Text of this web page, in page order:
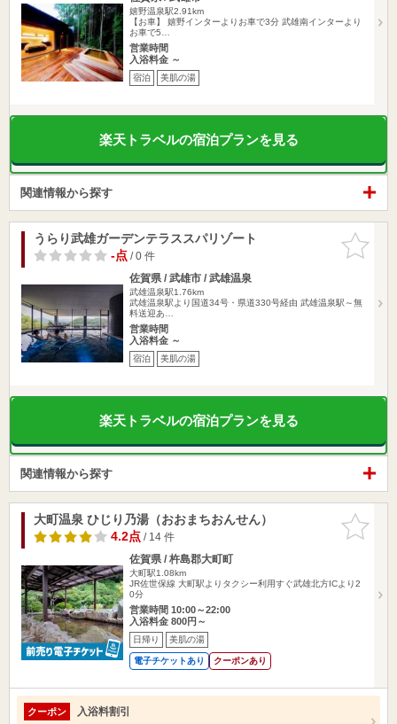
嬉野温泉駅2.91km
【お車】 嬉野インターよりお車で3分 武雄南インターより
お車で5…
営業時間
入浴料金 ～
宿泊 美肌の湯
楽天トラベルの宿泊プランを見る
関連情報から探す
お気に入
りに追加
うらり武雄ガーデンテラススパリゾート
-点/ 0 件
佐賀県 / 武雄市 / 武雄温泉
武雄温泉駅1.76km
武雄温泉駅より国道34号・県道330号経由 武雄温泉駅～無
料送迎あ…
営業時間
入浴料金 ～
宿泊 美肌の湯
楽天トラベルの宿泊プランを見る
関連情報から探す
お気に入
りに追加
大町温泉 ひじり乃湯（おおまちおんせん）
4.2点/ 14 件
佐賀県 / 杵島郡大町町
大町駅1.08km
JR佐世保線 大町駅よりタクシー利用すぐ武雄北方ICより2
0分
営業時間 10:00～22:00
入浴料金 800円～
日帰り 美肌の湯
電子チケットあり クーポンあり
クーポン 入浴料割引